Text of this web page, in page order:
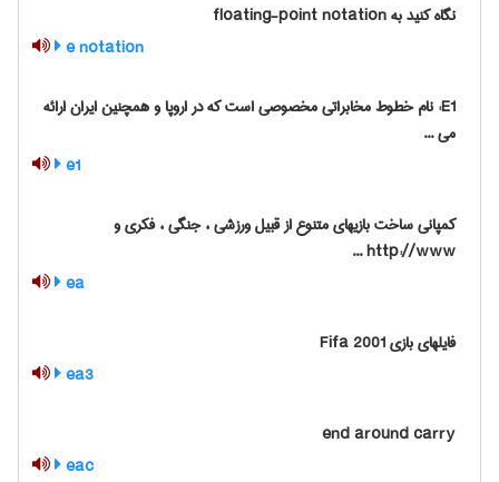
نگاه کنید به ‎ floating-point notation
e notation
E1: نام خطوط مخابراتی مخصوصی است که در اروپا و همچنین ایران ارائه
می ...
e1
کمپانی ساخت بازیهای متنوع از قبیل ورزشی ، جنگی ، فکری و
http://www ...
ea
فایلهای بازی Fifa 2001
ea3
end around carry
eac